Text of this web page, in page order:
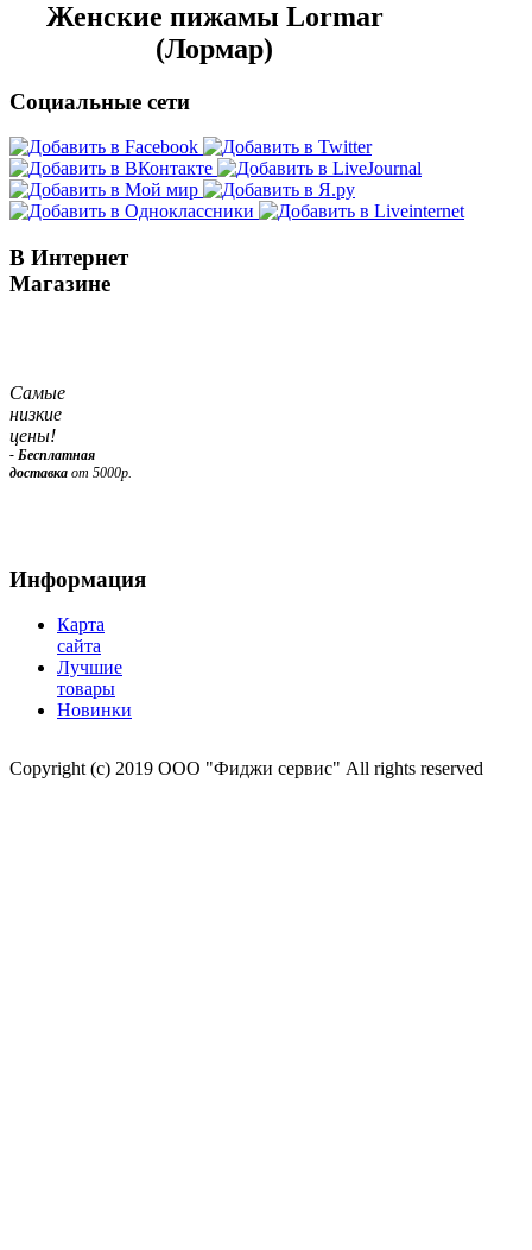
Женские пижамы Lormar
(Лормар)
Социальные сети
В Интернет
Магазине
Самые
низкие
цены!
- Бесплатная
доставка от 5000р.
Информация
Карта
сайта
Лучшие
товары
Новинки
Copyright (c) 2019 ООО "Фиджи сервис" All rights reserved